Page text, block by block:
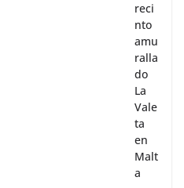
reci
nto
amu
ralla
do
La
Vale
ta
en
Malt
a